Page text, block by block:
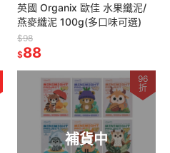
英國 Organix 歐佳 水果纖泥/
燕麥纖泥 100g(多口味可選)
$98
$88
補貨中
96
折